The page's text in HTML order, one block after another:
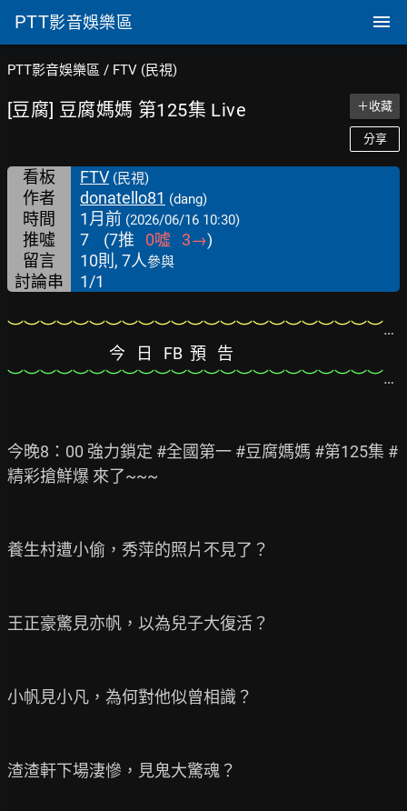
PTT影音娛樂區
PTT影音娛樂區 / FTV (民視)
[豆腐] 豆腐媽媽 第125集 Live ＋收藏
分享
看板 FTV (民視)
作者 donatello81 (dang)
時間 1月前 (2026/06/16 10:30)
推噓 7 (7推 0噓 3→)
留言
10則, 7人參與
討論串 1/1
︶︶︶︶︶︶︶︶︶︶︶︶︶︶︶︶︶︶︶︶︶︶︶︶︶︶︶︶︶︶︶︶︶︶︶︶︶︶︶
今   日   FB  預   告
︶︶︶︶︶︶︶︶︶︶︶︶︶︶︶︶︶︶︶︶︶︶︶︶︶︶︶︶︶︶︶︶︶︶︶︶︶︶︶
今晚8：00 強力鎖定 #全國第一 #豆腐媽媽 #第125集 #
精彩搶鮮爆 來了~~~
養生村遭小偷，秀萍的照片不見了？
王正豪驚見亦帆，以為兒子大復活？
小帆見小凡，為何對他似曾相識？
渣渣軒下場淒慘，見鬼大驚魂？